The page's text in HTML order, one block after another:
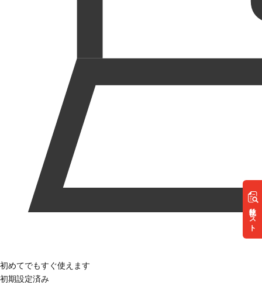
リスト
初めてでもすぐ使えます
初期設定済み